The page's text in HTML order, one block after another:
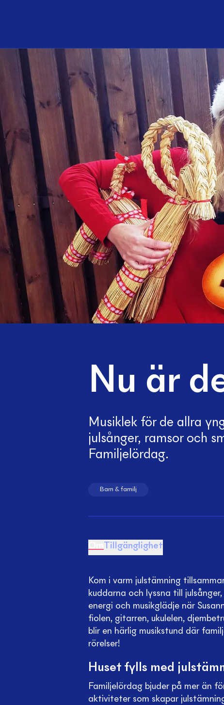
Nu är
Musiklek för de allra
julsånger, ramsor och
Familjelördag.
Barn & familj
Tillgänglighet
Kom i varm julstämning
kuddarna och lyssna till
energi och musikglädje när
fiolen, gitarren, ukulelen,
blir en härlig musikstund där
rörelser!
Huset fylls med
Familjelördag bjuder på mer än
aktiviteter som skapar